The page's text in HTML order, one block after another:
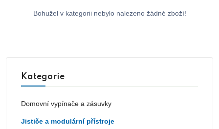
Bohužel v kategorii nebylo nalezeno žádné zboží!
Kategorie
Domovní vypínače a zásuvky
Jističe a modulární přístroje